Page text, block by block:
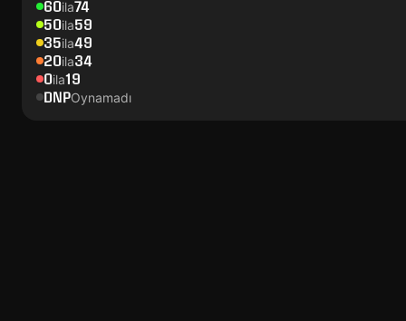
60ila74
50ila59
35ila49
20ila34
0ila19
DNPOynamadı